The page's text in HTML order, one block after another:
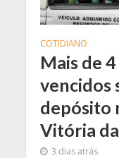
COTIDIANO
Mais de
vencidos
depósito
Vitória
3 dias atrás